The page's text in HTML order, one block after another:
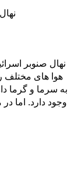
نهال صنوبر
هوا های مختلف
به سرما و گرما
وجود دارد. اما